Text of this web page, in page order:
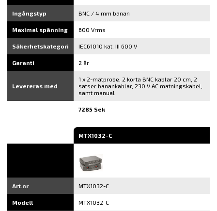
Ingångstyp BNC / 4 mm banan
Maximal spänning 600 Vrms
Säkerhetskategori IEC61010 kat. III 600 V
Garanti 2 år
Levereras med
1 x 2-mätprobe, 2 korta BNC kablar 20 cm, 2
satser banankablar, 230 V AC matningskabel,
samt manual
7285 Sek
MTX1032-C
Art.nr MTX1032-C
Modell MTX1032-C